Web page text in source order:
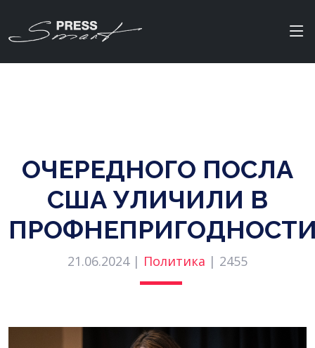
ОЧЕРЕДНОГО ПОСЛА
США УЛИЧИЛИ В
21.06.2024 | Политика | 2455